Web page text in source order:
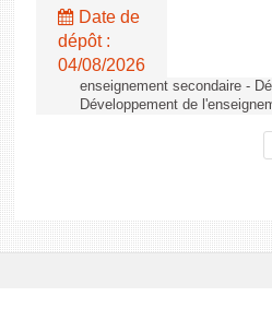
Date de
dépôt :
04/08/2026
enseignement secondaire -
Développement de